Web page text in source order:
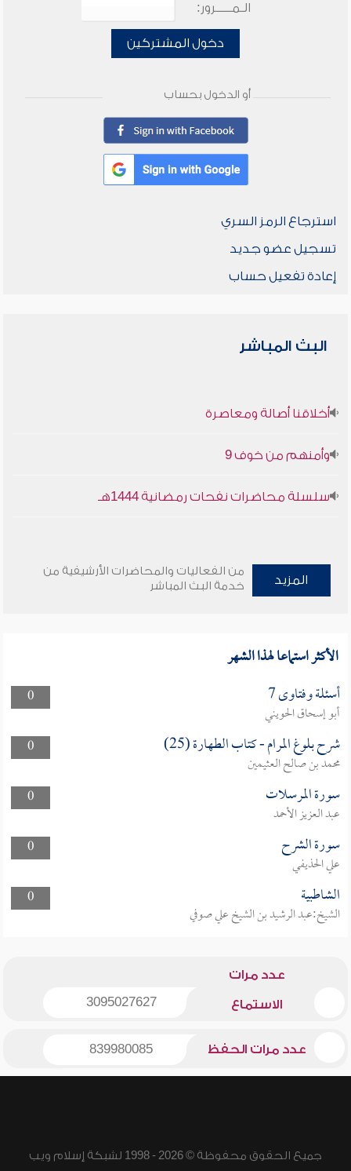
الـمـــــرور:
دخول المشتركين
أو الدخول بحساب
استرجاع الرمز السري
تسجيل عضو جديد
إعادة تفعيل حساب
البث المباشر
أخلاقنا أصالة ومعاصرة
وأمنهم من خوف 9
سلسلة محاضرات نفحات رمضانية 1444هـ
المزيد
من الفعاليات والمحاضرات الأرشيفية من
خدمة البث المباشر
الأكثر استماعا لهذا الشهر
0 أسئلة وفتاوى 7
أبو إسحاق الحويني
0
شرح بلوغ المرام - كتاب الطهارة (25)
محمد بن صالح العثيمين
0
سورة المرسلات
عبد العزيز الأحمد
0
سورة الشرح
علي الحذيفي
0
الشاطبية
الشيخ:عبد الرشيد بن الشيخ علي صوفي
عدد مرات
الاستماع 3095027627
عدد مرات الحفظ 839980085
جميع الحقوق محفوظة © 2026 - 1998 لشبكة إسلام ويب